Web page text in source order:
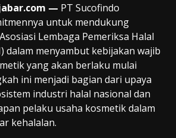
— PT Sucofindo
untuk mendukung
Lembaga Pemeriksa Halal
dalam menyambut kebijakan wajib
yang akan berlaku mulai
ini menjadi bagian dari upaya
industri halal nasional dan
pelaku usaha kosmetik dalam
kehalalan.